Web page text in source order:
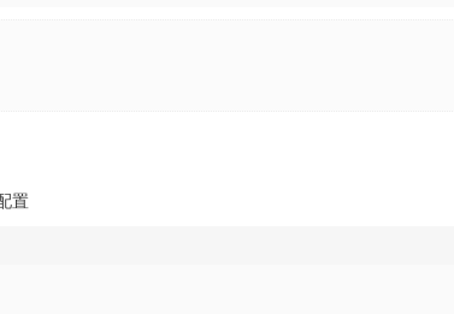
置